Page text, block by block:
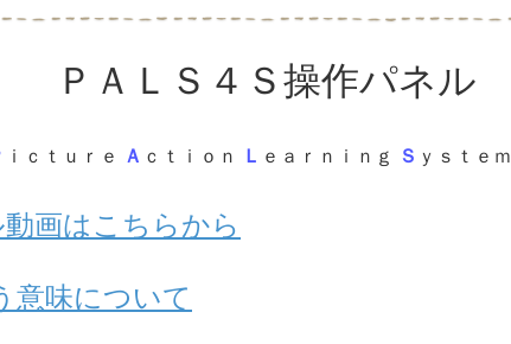
ＰＡＬＳ４Ｓ操作パネル
ｉｃｔｕｒｅ Ａ ｃｔｉｏｎ Ｌ ｅａｒｎｉｎｇ Ｓ ｙｓｔｅｍ
画はこちらから
意味について